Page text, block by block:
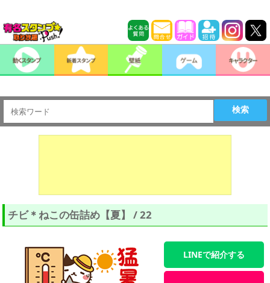
検索
チビ＊ねこの缶詰め【夏】 / 22
LINEで紹介する